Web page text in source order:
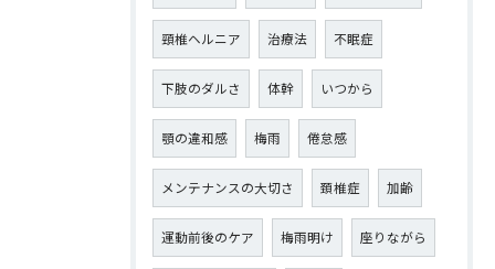
頸椎ヘルニア 治療法 不眠症
下肢のダルさ 体幹 いつから
顎の違和感 梅雨 倦怠感
メンテナンスの大切さ 頚椎症 加齢
運動前後のケア 梅雨明け 座りながら